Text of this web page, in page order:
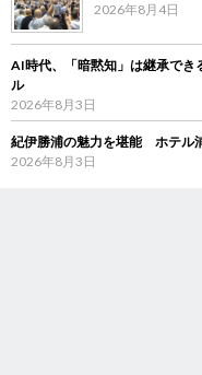
2026年8月4日
AI時代、「暗黙知」は継承で
ル
2026年8月3日
紀伊勝浦の魅力を堪能 ホテル
2026年8月3日